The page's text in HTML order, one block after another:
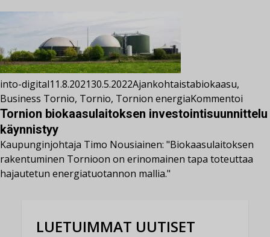
into-digital11.8.202130.5.2022Ajankohtaistabiokaasu,
Business Tornio, Tornio, Tornion energiaKommentoi
Tornion biokaasulaitoksen investointisuunnittelu
käynnistyy
Kaupunginjohtaja Timo Nousiainen: "Biokaasulaitoksen
rakentuminen Tornioon on erinomainen tapa toteuttaa
hajautetun energiatuotannon mallia."
LUETUIMMAT UUTISET